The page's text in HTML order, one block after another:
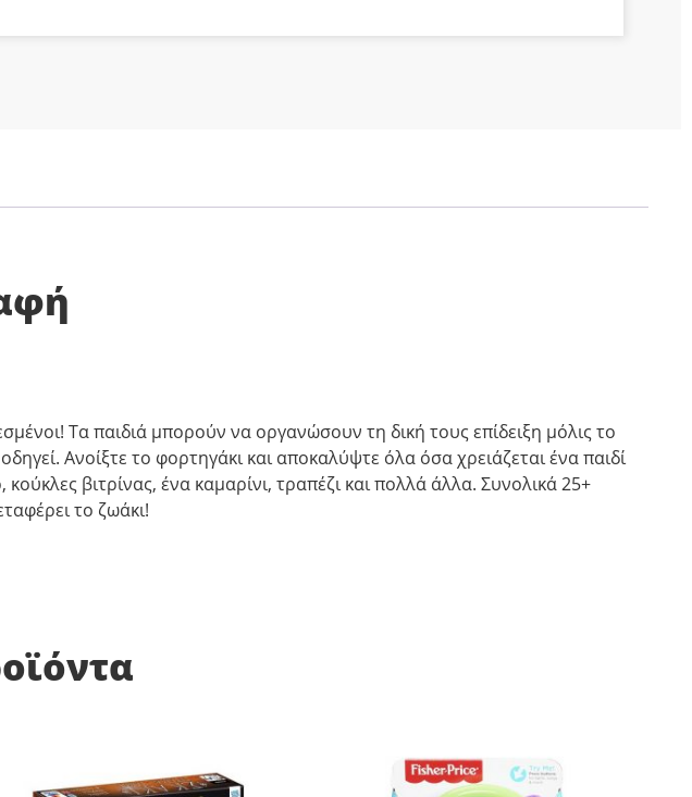
Τα παιδιά μπορούν να οργανώσουν τη δική τους επίδειξη μόλις το
Ανοίξτε το φορτηγάκι και αποκαλύψτε όλα όσα χρειάζεται ένα παιδί
βιτρίνας, ένα καμαρίνι, τραπέζι και πολλά άλλα. Συνολικά 25+
το ζωάκι!